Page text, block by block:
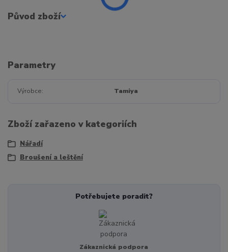
Původ zboží
Parametry
Výrobce Tamiya
Zboží zařazeno v kategoriích
Nářadí
Broušení a leštění
Potřebujete poradit?
Zákaznická podpora